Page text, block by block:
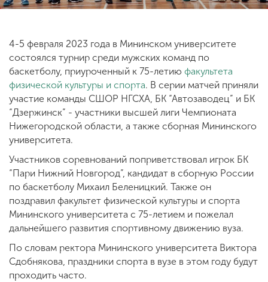
Приемная
4-5 февраля 2023 года в Мининском университете
состоялся турнир среди мужских команд по
баскетболу, приуроченный к 75-летию факультета
физической культуры и спорта. В серии матчей приняли
участие команды СШОР НГСХА, БК “Автозаводец” и БК
“Дзержинск” - участники высшей лиги Чемпионата
Нижегородской области, а также сборная Мининского
университета.
Участников соревнований поприветствовал игрок БК
“Пари Нижний Новгород”, кандидат в сборную России
по баскетболу Михаил Беленицкий. Также он
поздравил факультет физической культуры и спорта
Мининского университета с 75-летием и пожелал
дальнейшего развития спортивному движению вуза.
По словам ректора Мининского университета Виктора
Сдобнякова, праздники спорта в вузе в этом году будут
проходить часто.